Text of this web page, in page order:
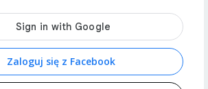
Zaloguj się z Facebook